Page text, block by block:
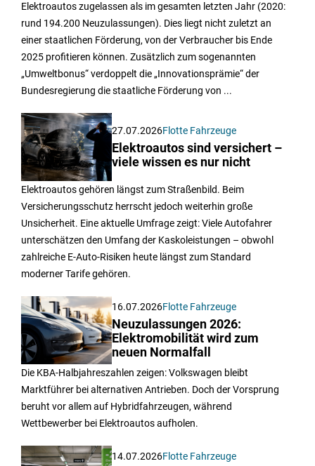
Elektroautos zugelassen als im gesamten letzten Jahr (2020:
rund 194.200 Neuzulassungen). Dies liegt nicht zuletzt an
einer staatlichen Förderung, von der Verbraucher bis Ende
2025 profitieren können. Zusätzlich zum sogenannten
„Umweltbonus“ verdoppelt die „Innovationsprämie“ der
Bundesregierung die staatliche Förderung von ...
27.07.2026Flotte Fahrzeuge
Elektroautos sind versichert –
viele wissen es nur nicht
Elektroautos gehören längst zum Straßenbild. Beim
Versicherungsschutz herrscht jedoch weiterhin große
Unsicherheit. Eine aktuelle Umfrage zeigt: Viele Autofahrer
unterschätzen den Umfang der Kaskoleistungen – obwohl
zahlreiche E-Auto-Risiken heute längst zum Standard
moderner Tarife gehören.
16.07.2026Flotte Fahrzeuge
Neuzulassungen 2026:
Elektromobilität wird zum
neuen Normalfall
Die KBA-Halbjahreszahlen zeigen: Volkswagen bleibt
Marktführer bei alternativen Antrieben. Doch der Vorsprung
beruht vor allem auf Hybridfahrzeugen, während
Wettbewerber bei Elektroautos aufholen.
14.07.2026Flotte Fahrzeuge